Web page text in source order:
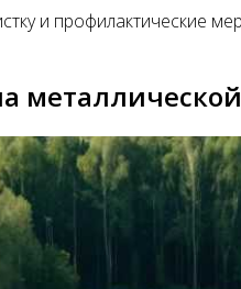
и профилактические